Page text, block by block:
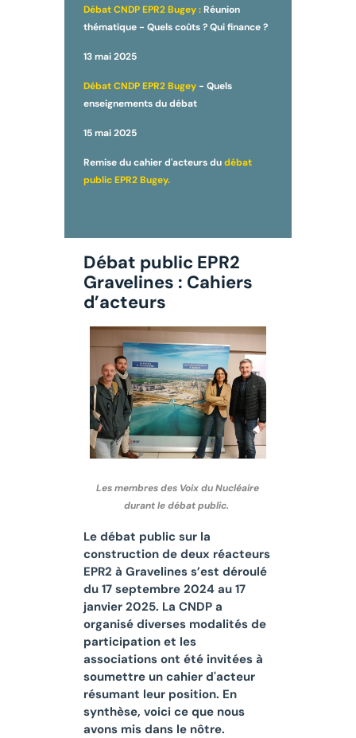
Débat CNDP EPR2 Bugey :Réunion
thématique - Quels coûts ? Qui finance ?
13 mai 2025
Débat CNDP EPR2 Bugey- Quels
enseignements du débat
15 mai 2025
Remise du cahier d'acteurs dudébat
public EPR2 Bugey.
Débat public EPR2
Gravelines : Cahiers
d’acteurs
Les membres des Voix du Nucléaire
durant le débat public.
Le débat public sur la
construction de deux réacteurs
EPR2 à Gravelines s’est déroulé
du 17 septembre 2024 au 17
janvier 2025. La CNDP a
organisé diverses modalités de
participation et les
associations ont été invitées à
soumettre un cahier d'acteur
résumant leur position. En
synthèse, voici ce que nous
avons mis dans le nôtre.